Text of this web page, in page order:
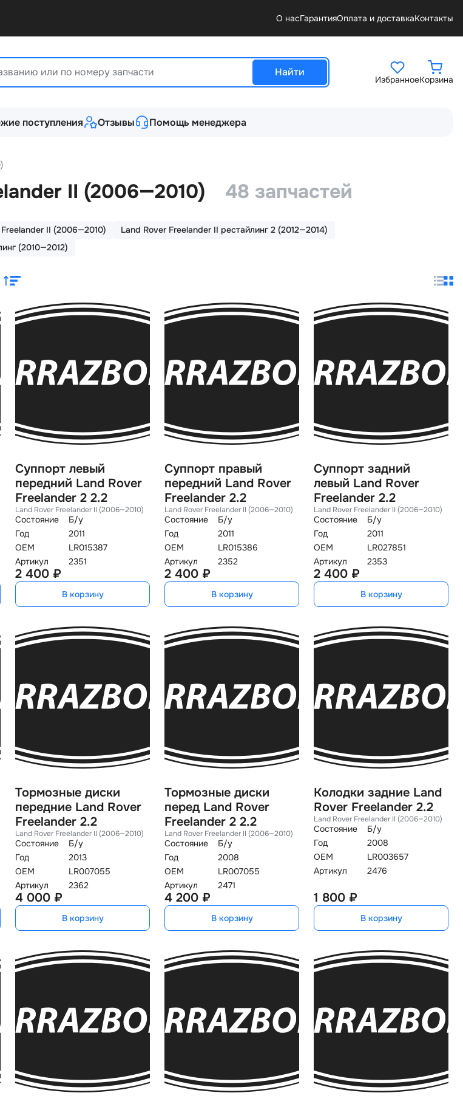
О насГарантияОплата и доставкаКонтакты
Найти
ИзбранноеКорзина
поступления Отзывы Помощь менеджера
II (2006—2010) 48 запчастей
II (2006—2010)
Land Rover Freelander II рестайлинг 2 (2012—2014)
(2010—2012)
Суппорт левый
передний Land Rover
Freelander 2 2.2
Land Rover Freelander II (2006—2010)
Состояние
Б/у
Год
2011
OEM
LR015387
Артикул
2351
2 400 ₽
В корзину
Суппорт правый
передний Land Rover
Freelander 2.2
Land Rover Freelander II (2006—2010)
Состояние
Б/у
Год
2011
OEM
LR015386
Артикул
2352
2 400 ₽
В корзину
Суппорт задний
левый Land Rover
Freelander 2.2
Land Rover Freelander II (2006—2010)
Состояние
Б/у
Год
2011
OEM
LR027851
Артикул
2353
2 400 ₽
В корзину
Тормозные диски
передние Land Rover
Freelander 2.2
Land Rover Freelander II (2006—2010)
Состояние
Б/у
Год
2013
OEM
LR007055
Артикул
2362
4 000 ₽
В корзину
Тормозные диски
перед Land Rover
Freelander 2 2.2
Land Rover Freelander II (2006—2010)
Состояние
Б/у
Год
2008
OEM
LR007055
Артикул
2471
4 200 ₽
В корзину
Колодки задние Land
Rover Freelander 2.2
Land Rover Freelander II (2006—2010)
Состояние
Б/у
Год
2008
OEM
LR003657
Артикул
2476
1 800 ₽
В корзину